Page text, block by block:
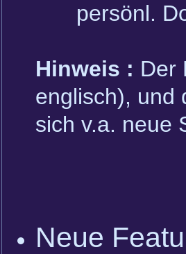
persönl.
Hinweis : Der
englisch), und
sich v.a. neue
Neue